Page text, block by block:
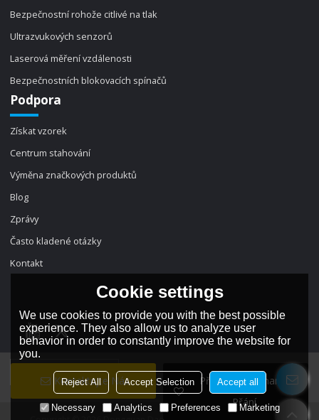
Kontaktujte Nás
Přidat Do Seznamu
Přání
Bezpečnostní rohože citlivé na tlak
Ultrazvukových senzorů
Laserová měření vzdálenosti
Bezpečnostních blokovacích spínačů
Podpora
Získat vzorek
Centrum stahování
Výměna značkových produktů
Blog
Zprávy
Často kladené otázky
Kontakt
český
Cookie settings
We use cookies to provide you with the best possible
experience. They also allow us to analyze user
behavior in order to constantly improve the website for
you.
Reject All Accept Selection Accept all
Necessary Analytics Preferences Marketing